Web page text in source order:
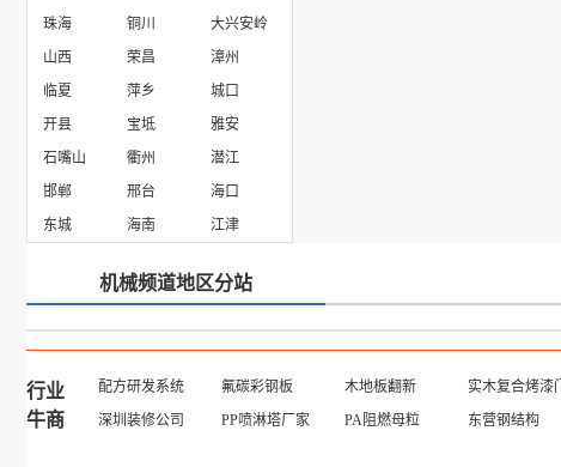
珠海
铜川
大兴安岭
山西
荣昌
漳州
临夏
萍乡
城口
开县
宝坻
雅安
石嘴山
衢州
潜江
邯郸
邢台
海口
东城
海南 江津
机械频道地区分站
行业
牛商
配方研发系统 氟碳彩钢板 木地板翻新 实木复合烤漆门
深圳装修公司
PP喷淋塔厂家 PA阻燃母粒 东营钢结构